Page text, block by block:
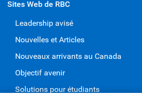
Sites Web de RBC
Leadership avisé
Nouvelles et Articles
Nouveaux arrivants au Canada
Objectif avenir
Solutions pour étudiants